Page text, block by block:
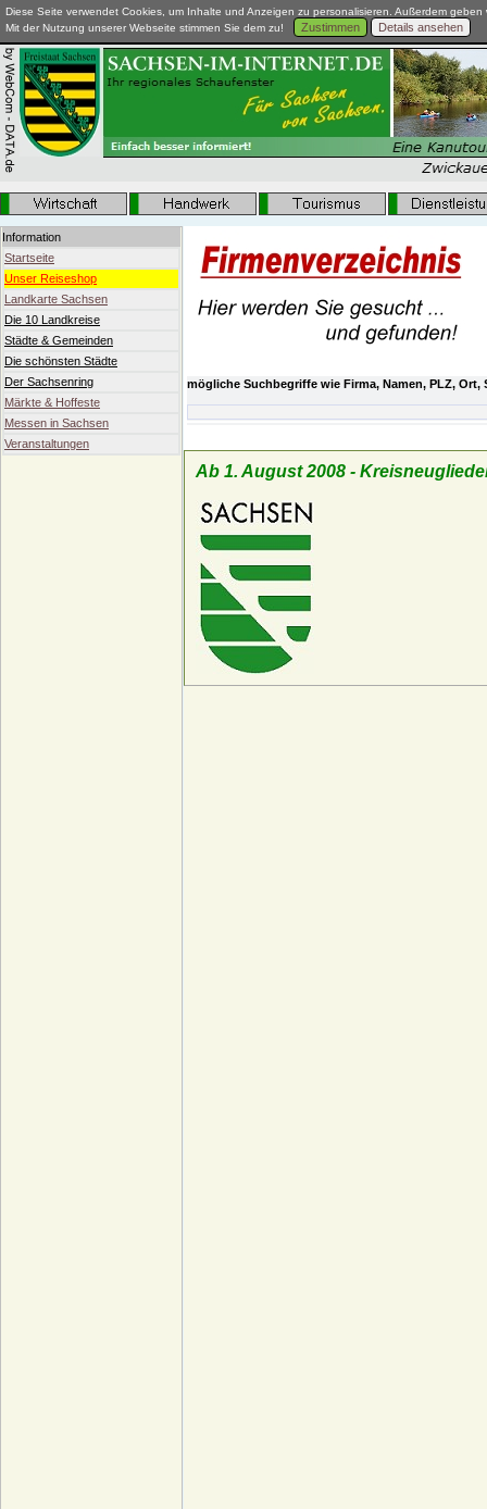
Diese Seite verwendet Cookies, um Inhalte und Anzeigen zu personalisieren. Außerdem
Mit der Nutzung unserer Webseite stimmen Sie dem zu!
Zustimmen Details ansehen
Information
Startseite
Unser Reiseshop
Landkarte Sachsen
Die 10 Landkreise
Städte & Gemeinden
Die schönsten Städte
Der Sachsenring
Märkte & Hoffeste
Messen in Sachsen
Veranstaltungen
mögliche Suchbegriffe wie Firma, Namen, PLZ, Ort,
Ab 1. August 2008 -